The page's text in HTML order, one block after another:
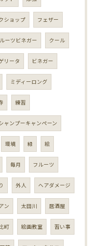
ショップ フェザー
ーツビネガー クール
リータ ビネガー
ミディーロング
練習
ャンプーキャンペーン
環境 緑 絵
毎月 フルーツ
外人 ヘアダメージ
ン 太田川 居酒屋
町 絵画教室 習い事